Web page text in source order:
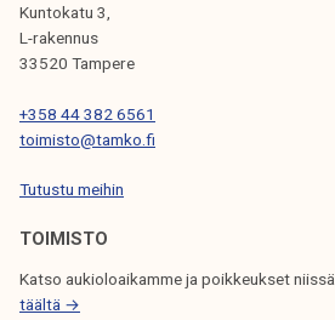
E
N
S
E
L
S
Kuntokatu 3,
L-rakennus
33520 Tampere
+358 44 382 6561
toimisto@tamko.fi
Tutustu meihin
TOIMISTO
Katso aukioloaikamme ja poikkeukset niissä
täältä →